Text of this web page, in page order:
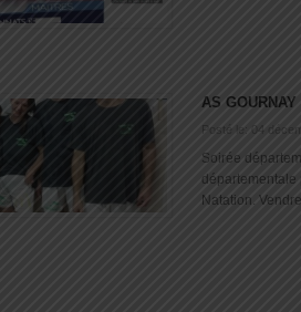
AS GOURNAY
Posté le: 04
Soirée
départementale
Natation.